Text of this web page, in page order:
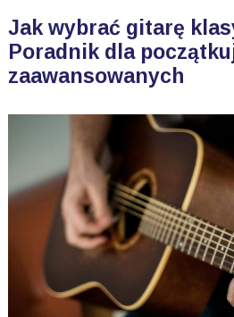
Jak wybrać gitarę
Poradnik dla
zaawansowanych